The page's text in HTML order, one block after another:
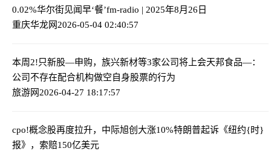
0.02%华尔街见闻早‘餐’fm-radio | 2025年8月26日
重庆华龙网2026-05-04 02:40:57
本周2!只新股—申购，族兴新材等3家公司将上会天邦食品—：
公司不存在配合机构做空自身股票的行为
旅游网2026-04-27 18:17:57
cpo!概念股再度拉升，中际旭创大涨10%特朗普起诉《纽约{时}
报》，索赔150亿美元